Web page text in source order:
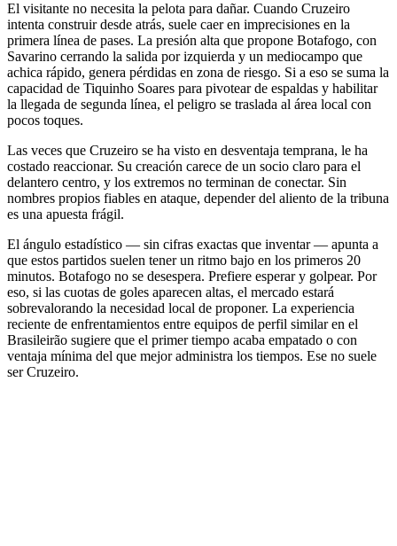
El visitante no necesita la pelota para dañar. Cuando Cruzeiro
intenta construir desde atrás, suele caer en imprecisiones en la
primera línea de pases. La presión alta que propone Botafogo, con
Savarino cerrando la salida por izquierda y un mediocampo que
achica rápido, genera pérdidas en zona de riesgo. Si a eso se suma la
capacidad de Tiquinho Soares para pivotear de espaldas y habilitar
la llegada de segunda línea, el peligro se traslada al área local con
pocos toques.
Las veces que Cruzeiro se ha visto en desventaja temprana, le ha
costado reaccionar. Su creación carece de un socio claro para el
delantero centro, y los extremos no terminan de conectar. Sin
nombres propios fiables en ataque, depender del aliento de la tribuna
es una apuesta frágil.
El ángulo estadístico — sin cifras exactas que inventar — apunta a
que estos partidos suelen tener un ritmo bajo en los primeros 20
minutos. Botafogo no se desespera. Prefiere esperar y golpear. Por
eso, si las cuotas de goles aparecen altas, el mercado estará
sobrevalorando la necesidad local de proponer. La experiencia
reciente de enfrentamientos entre equipos de perfil similar en el
Brasileirão sugiere que el primer tiempo acaba empatado o con
ventaja mínima del que mejor administra los tiempos. Ese no suele
ser Cruzeiro.